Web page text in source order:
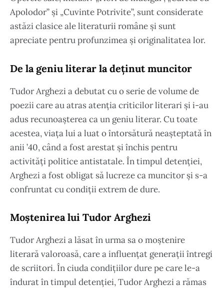
Apolodor” și „Cuvinte Potrivite”, sunt considerate
astăzi clasice ale literaturii române și sunt
apreciate pentru profunzimea și originalitatea lor.
De la geniu literar la deținut muncitor
Tudor Arghezi a debutat cu o serie de volume de
poezii care au atras atenția criticilor literari și i-au
adus recunoașterea ca un geniu literar. Cu toate
acestea, viața lui a luat o întorsătură neașteptată în
anii ’40, când a fost arestat și închis pentru
activități politice antistatale. În timpul detenției,
Arghezi a fost obligat să lucreze ca muncitor și s-a
confruntat cu condiții extrem de dure.
Moștenirea lui Tudor Arghezi
Tudor Arghezi a lăsat în urma sa o moștenire
literară valoroasă, care a influențat generații întregi
de scriitori. În ciuda condițiilor dure pe care le-a
îndurat în timpul detenției, Tudor Arghezi a rămas